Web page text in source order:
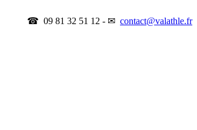
☎ 09 81 32 51 12 - ✉ contact@valathle.fr